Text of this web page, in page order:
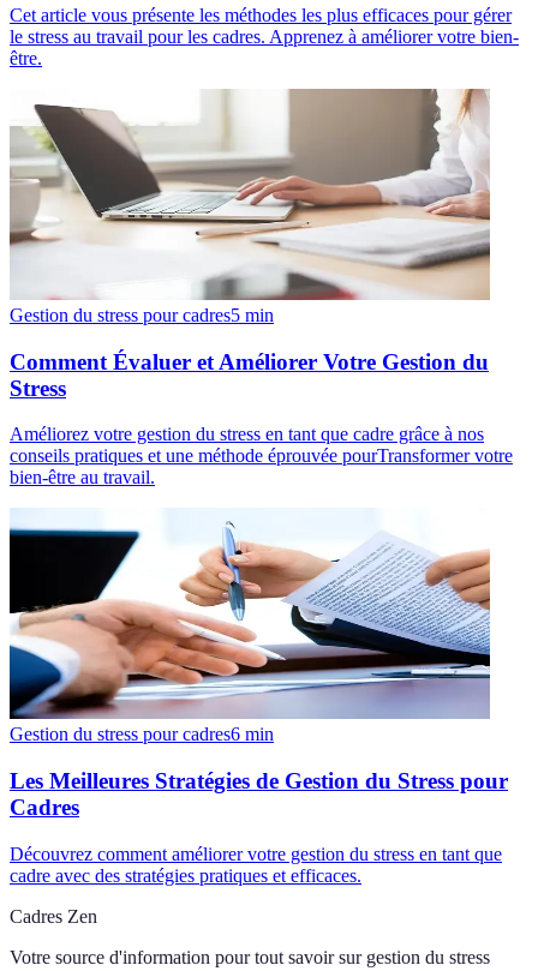
Cet article vous présente les méthodes les plus efficaces pour gérer
le stress au travail pour les cadres. Apprenez à améliorer votre bien-
être.
Gestion du stress pour cadres5 min
Comment Évaluer et Améliorer Votre Gestion du
Stress
Améliorez votre gestion du stress en tant que cadre grâce à nos
conseils pratiques et une méthode éprouvée pourTransformer votre
bien-être au travail.
Gestion du stress pour cadres6 min
Les Meilleures Stratégies de Gestion du Stress pour
Cadres
Découvrez comment améliorer votre gestion du stress en tant que
cadre avec des stratégies pratiques et efficaces.
Cadres Zen
Votre source d'information pour tout savoir sur gestion du stress